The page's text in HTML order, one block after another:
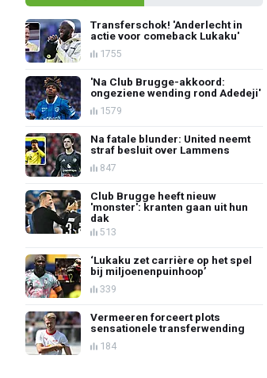
Transferschok! 'Anderlecht in
actie voor comeback Lukaku'
1755
'Na Club Brugge-akkoord:
ongeziene wending rond Adedeji'
1579
Na fatale blunder: United neemt
straf besluit over Lammens
847
Club Brugge heeft nieuw
'monster': kranten gaan uit hun
dak
513
‘Lukaku zet carrière op het spel
bij miljoenenpuinhoop’
339
Vermeeren forceert plots
sensationele transferwending
184